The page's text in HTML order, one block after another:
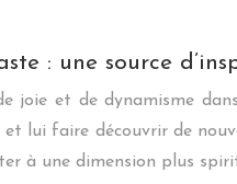
: une source
joie et de dynamisme
lui faire découvrir de
à une dimension plus